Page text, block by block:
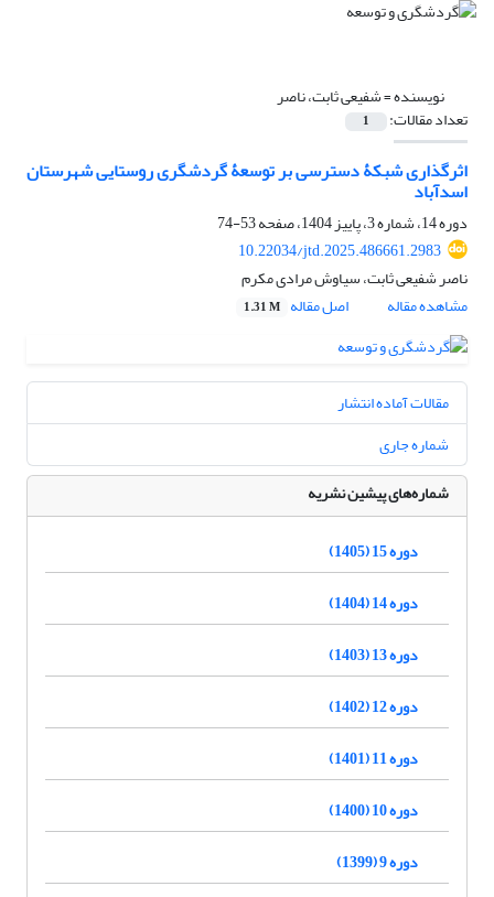
نویسنده =شفیعی ثابت، ناصر
تعداد مقالات: 1
اثرگذاری شبکۀ دسترسی بر توسعۀ گردشگری روستایی شهرستان
اسدآباد
دوره 14، شماره 3، پاییز 1404، صفحه
53-74
10.22034/jtd.2025.486661.2983
ناصر شفیعی ثابت، سیاوش مرادی مکرم
مشاهده مقاله
اصل مقاله 1.31 M
مقالات آماده انتشار
شماره جاری
شماره‌های پیشین نشریه
دوره 15 (1405)
دوره 14 (1404)
دوره 13 (1403)
دوره 12 (1402)
دوره 11 (1401)
دوره 10 (1400)
دوره 9 (1399)